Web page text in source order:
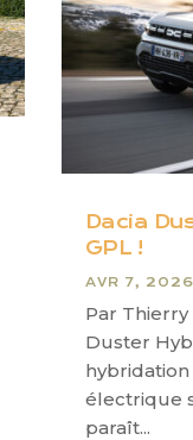
Dacia
GPL !
AVR 7, 2026
Par
Duster
électrique
paraît...